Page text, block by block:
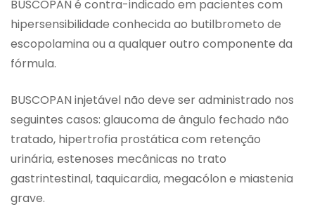
BUSCOPAN é contra-indicado em pacientes com
hipersensibilidade conhecida ao butilbrometo de
escopolamina ou a qualquer outro componente da
fórmula.
BUSCOPAN injetável não deve ser administrado nos
seguintes casos: glaucoma de ângulo fechado não
tratado, hipertrofia prostática com retenção
urinária, estenoses mecânicas no trato
gastrintestinal, taquicardia, megacólon e miastenia
grave.